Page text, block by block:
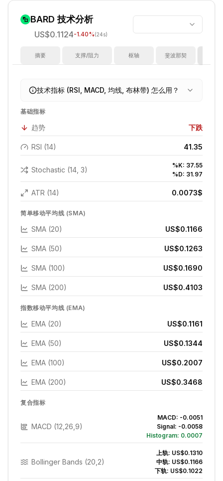
BARD 技术分析
US$0.1124-1.40%(24s)
摘要 支撑/阻力 枢轴 斐波那契
技术指标 (RSI, MACD, 均线, 布林带) 怎么用？
基础指标
趋势 下跌
RSI (14) 41.35
Stochastic (14, 3)
%K: 37.55
%D: 31.97
ATR (14) 0.0073$
简单移动平均线 (SMA)
SMA (20) US$0.1166
SMA (50) US$0.1263
SMA (100) US$0.1690
SMA (200) US$0.4103
指数移动平均线 (EMA)
EMA (20) US$0.1161
EMA (50) US$0.1344
EMA (100) US$0.2007
EMA (200) US$0.3468
复合指标
MACD (12,26,9)
MACD: -0.0051
Signal: -0.0058
Histogram: 0.0007
Bollinger Bands (20,2)
上轨: US$0.1310
中轨: US$0.1166
下轨: US$0.1022